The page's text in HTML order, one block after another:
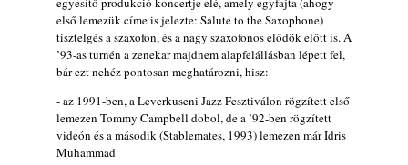
2026. augusztus 02.
A 21. században meghalt magyar jazz
muzsikusok – 109. rész: (Dr.) Borissza Géza
2026. augusztus 02.
Exkluzív interjú Bóna Lászlóval
2026. augusztus 01.
2026-os jazzfesztiválok, amelyekről én is
első lemezük címe is jelezte: Salute to the Saxophone)
tisztelgés a szaxofon, és a nagy szaxofonos elődök előtt is. A
’93-as turnén a zenekar majdnem alapfelállásban lépett fel,
bár ezt nehéz pontosan meghatározni, hisz:
- az 1991-ben, a Leverkuseni Jazz Fesztiválon rögzített első
lemezen Tommy Campbell dobol, de a ’92-ben rögzített
videón és a második (Stablemates, 1993) lemezen már Idris
Muhammad